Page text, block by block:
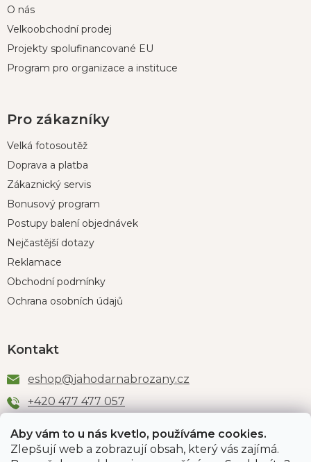
Aby vám to u nás kvetlo, používáme cookies.
Zlepšují web a zobrazují obsah, který vás zajímá.
O nás
Velkoobchodní prodej
Projekty spolufinancované EU
Program pro organizace a instituce
Pro zákazníky
Velká fotosoutěž
Doprava a platba
Zákaznický servis
Bonusový program
Postupy balení objednávek
Nejčastější dotazy
Reklamace
Obchodní podmínky
Ochrana osobních údajů
Kontakt
eshop@jahodarnabrozany.cz
+420 477 477 057
Odběr newsletteru